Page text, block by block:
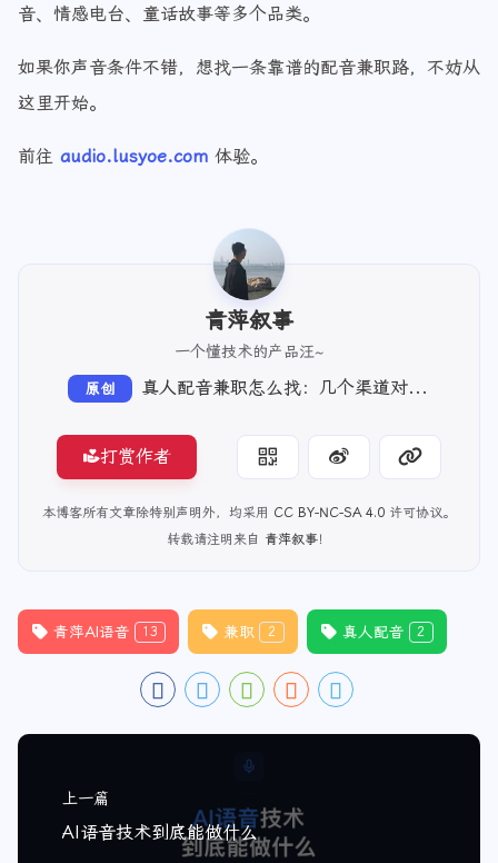
音、情感电台、童话故事等多个品类。
如果你声音条件不错，想找一条靠谱的配音兼职路，不妨从
这里开始。
前往 audio.lusyoe.com 体验。
青萍叙事
一个懂技术的产品汪~
原创 真人配音兼职怎么找：几个渠道对比，末尾推荐一个免费入驻的
打赏作者
本博客所有文章除特别声明外，均采用 CC BY-NC-SA 4.0 许可协议。
转载请注明来自 青萍叙事！
青萍AI语音 13 兼职 2 真人配音 2
上一篇
AI语音技术到底能做什么